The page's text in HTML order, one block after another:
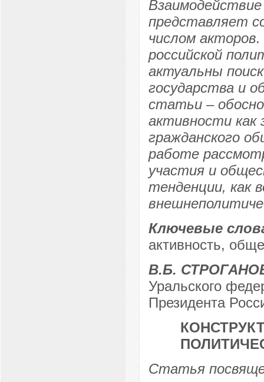
представляет
числом
российской
актуальны
государства и
статьи –
активности как
гражданского
работе
участия и
тенденции, как
Ключевые
активность,
В.Б.
Уральского
Президента
Статья